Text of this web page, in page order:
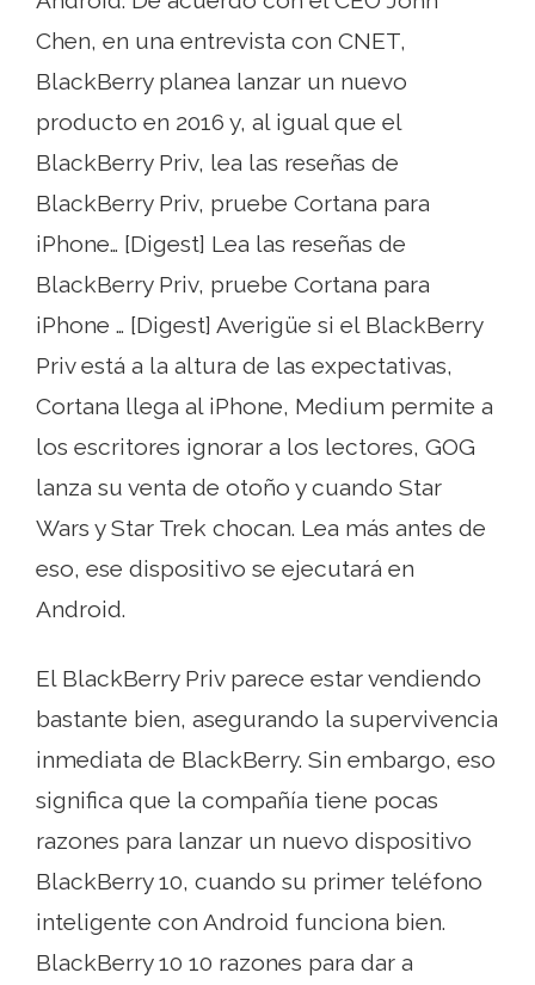
Chen, en una entrevista con CNET,
BlackBerry planea lanzar un nuevo
producto en 2016 y, al igual que el
BlackBerry Priv, lea las reseñas de
BlackBerry Priv, pruebe Cortana para
iPhone… [Digest] Lea las reseñas de
BlackBerry Priv, pruebe Cortana para
iPhone … [Digest] Averigüe si el BlackBerry
Priv está a la altura de las expectativas,
Cortana llega al iPhone, Medium permite a
los escritores ignorar a los lectores, GOG
lanza su venta de otoño y cuando Star
Wars y Star Trek chocan. Lea más antes de
eso, ese dispositivo se ejecutará en
Android.
El BlackBerry Priv parece estar vendiendo
bastante bien, asegurando la supervivencia
inmediata de BlackBerry. Sin embargo, eso
significa que la compañía tiene pocas
razones para lanzar un nuevo dispositivo
BlackBerry 10, cuando su primer teléfono
inteligente con Android funciona bien.
BlackBerry 10 10 razones para dar a